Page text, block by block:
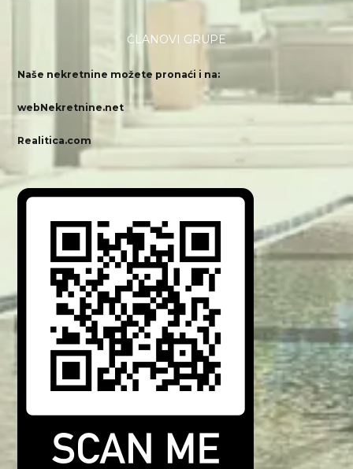
ČLANOVI GRUPE
Naše nekretnine možete pronaći i na:
webNekretnine.net
Realitica.com